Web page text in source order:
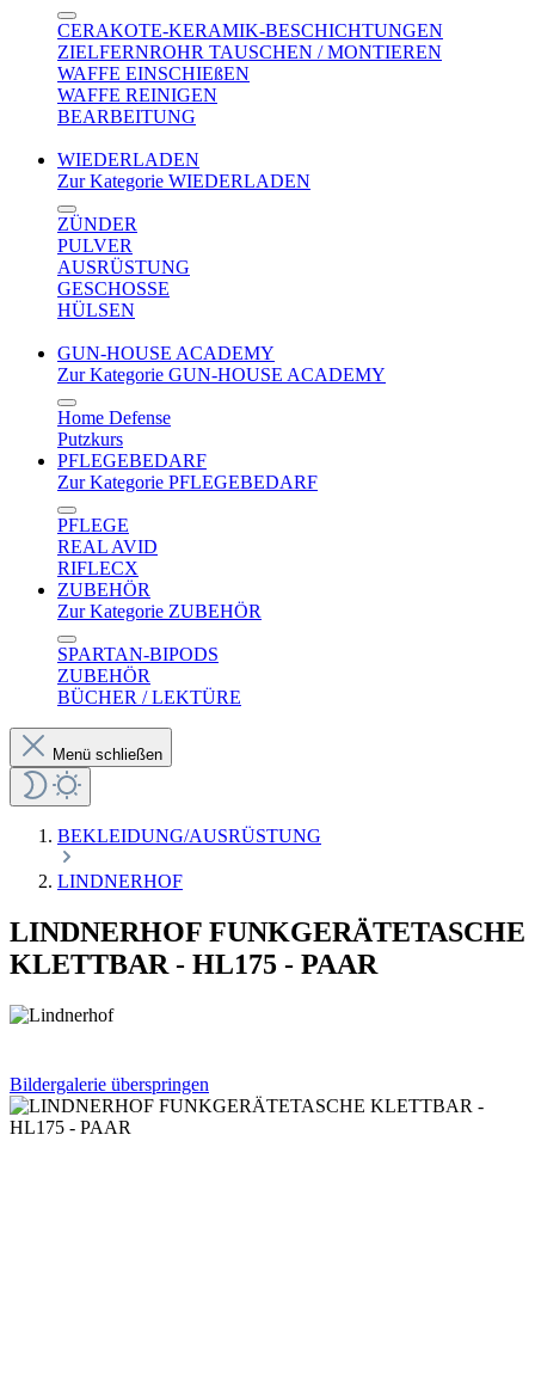
CERAKOTE-KERAMIK-BESCHICHTUNGEN
ZIELFERNROHR TAUSCHEN / MONTIEREN
WAFFE EINSCHIEßEN
WAFFE REINIGEN
BEARBEITUNG
WIEDERLADEN
Zur Kategorie WIEDERLADEN
ZÜNDER
PULVER
AUSRÜSTUNG
GESCHOSSE
HÜLSEN
GUN-HOUSE ACADEMY
Zur Kategorie GUN-HOUSE ACADEMY
Home Defense
Putzkurs
PFLEGEBEDARF
Zur Kategorie PFLEGEBEDARF
PFLEGE
REAL AVID
RIFLECX
ZUBEHÖR
Zur Kategorie ZUBEHÖR
SPARTAN-BIPODS
ZUBEHÖR
BÜCHER / LEKTÜRE
Menü schließen
BEKLEIDUNG/AUSRÜSTUNG
LINDNERHOF
LINDNERHOF FUNKGERÄTETASCHE
KLETTBAR - HL175 - PAAR
Bildergalerie überspringen